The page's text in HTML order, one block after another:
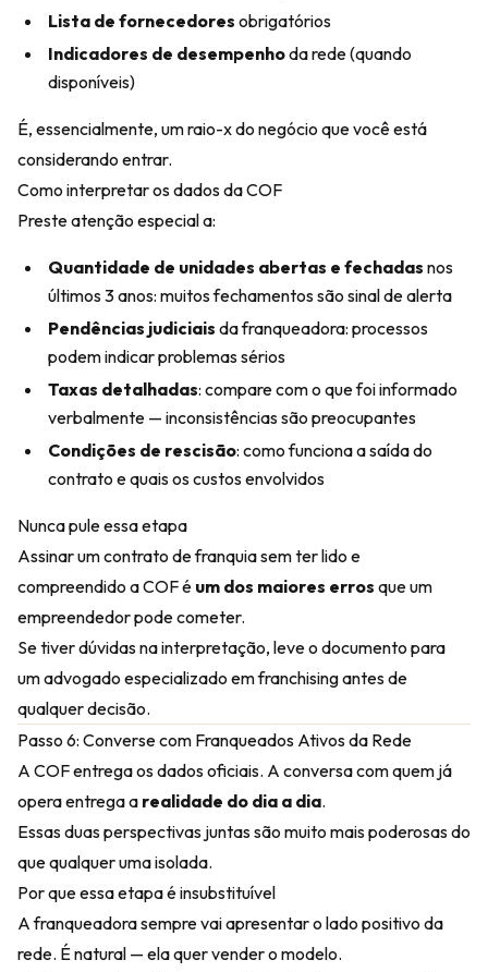
Lista de fornecedores obrigatórios
Indicadores de desempenhoda rede (quando
disponíveis)
É, essencialmente, um raio-x do negócio que você está
considerando entrar.
Como interpretar os dados da COF
Preste atenção especial a:
Quantidade de unidades abertas e fechadas nos
últimos 3 anos: muitos fechamentos são sinal de alerta
Pendências judiciais da franqueadora: processos
podem indicar problemas sérios
Taxas detalhadas: compare com o que foi informado
verbalmente — inconsistências são preocupantes
Condições de rescisão: como funciona a saída do
contrato e quais os custos envolvidos
Nunca pule essa etapa
Assinar um contrato de franquia sem ter lido e
compreendido a COF é um dos maiores erros que um
empreendedor pode cometer.
Se tiver dúvidas na interpretação, leve o documento para
um advogado especializado em franchising antes de
qualquer decisão.
Passo 6: Converse com Franqueados Ativos da Rede
A COF entrega os dados oficiais. A conversa com quem já
opera entrega a realidade do dia a dia.
Essas duas perspectivas juntas são muito mais poderosas do
que qualquer uma isolada.
Por que essa etapa é insubstituível
A franqueadora sempre vai apresentar o lado positivo da
rede. É natural — ela quer vender o modelo.